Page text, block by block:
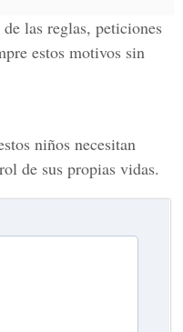
las reglas, peticiones
estos motivos sin
niños necesitan
de sus propias vidas.